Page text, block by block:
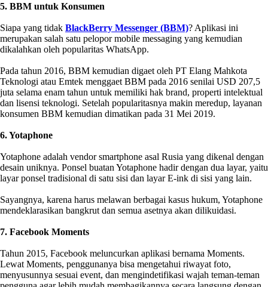
5. BBM untuk Konsumen
Siapa yang tidak BlackBerry Messenger (BBM)? Aplikasi ini
merupakan salah satu pelopor mobile messaging yang kemudian
dikalahkan oleh popularitas WhatsApp.
Pada tahun 2016, BBM kemudian digaet oleh PT Elang Mahkota
Teknologi atau Emtek menggaet BBM pada 2016 senilai USD 207,5
juta selama enam tahun untuk memiliki hak brand, properti intelektual
dan lisensi teknologi. Setelah popularitasnya makin meredup, layanan
konsumen BBM kemudian dimatikan pada 31 Mei 2019.
6. Yotaphone
Yotaphone adalah vendor smartphone asal Rusia yang dikenal dengan
desain uniknya. Ponsel buatan Yotaphone hadir dengan dua layar, yaitu
layar ponsel tradisional di satu sisi dan layar E-ink di sisi yang lain.
Sayangnya, karena harus melawan berbagai kasus hukum, Yotaphone
mendeklarasikan bangkrut dan semua asetnya akan dilikuidasi.
7. Facebook Moments
Tahun 2015, Facebook meluncurkan aplikasi bernama Moments.
Lewat Moments, penggunanya bisa mengetahui riwayat foto,
menyusunnya sesuai event, dan mengindetifikasi wajah teman-teman